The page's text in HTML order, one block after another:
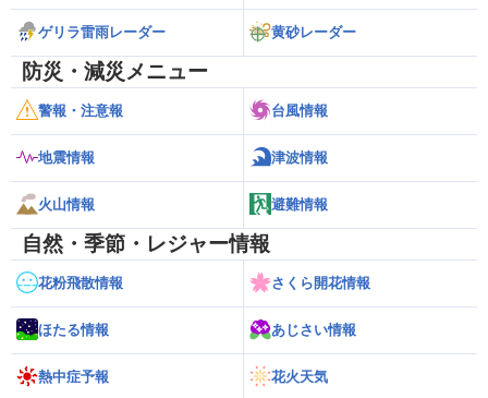
ゲリラ雷雨レーダー 黄砂レーダー
防災・減災メニュー
警報・注意報 台風情報
地震情報 津波情報
火山情報 避難情報
自然・季節・レジャー情報
花粉飛散情報 さくら開花情報
ほたる情報 あじさい情報
熱中症予報 花火天気